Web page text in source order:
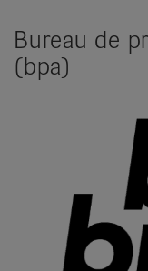
Bureau de
(bpa)